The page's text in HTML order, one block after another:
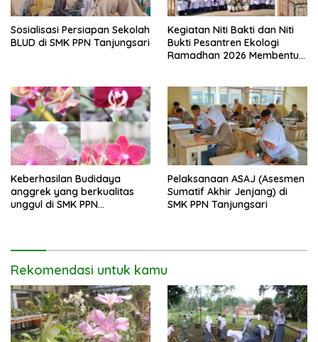
Sosialisasi Persiapan Sekolah
BLUD di SMK PPN Tanjungsari
Kegiatan Niti Bakti dan Niti
Bukti Pesantren Ekologi
Ramadhan 2026 Membentuk
SMK PPN Tanjungsari
Keberhasilan Budidaya
anggrek yang berkualitas
unggul di SMK PPN
Pelaksanaan ASAJ (Asesmen
Sumatif Akhir Jenjang) di
SMK PPN Tanjungsari
Rekomendasi untuk kamu